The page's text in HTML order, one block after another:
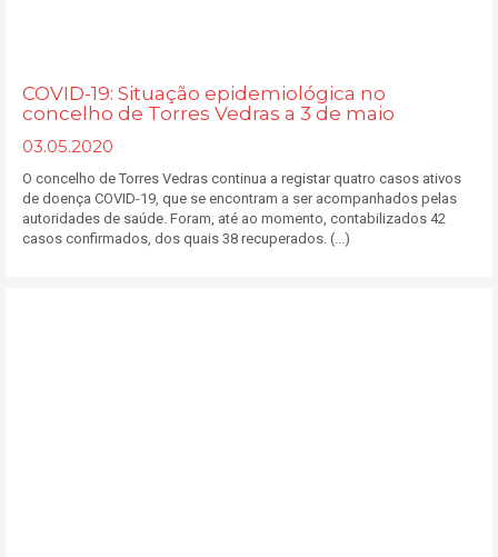
COVID-19: Situação epidemiológica no
concelho de Torres Vedras a 3 de maio
03.05.2020
O concelho de Torres Vedras continua a registar quatro casos ativos
de doença COVID-19, que se encontram a ser acompanhados pelas
autoridades de saúde. Foram, até ao momento, contabilizados 42
casos confirmados, dos quais 38 recuperados. (...)